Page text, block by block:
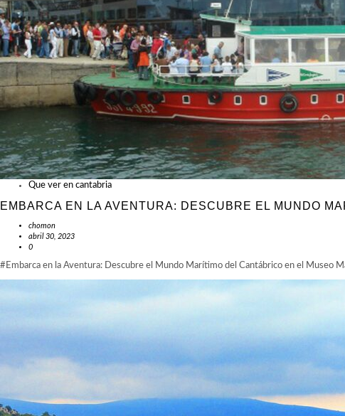
Que ver en cantabria
EMBARCA EN LA AVENTURA: DESCUBRE EL MUNDO
chomon
abril 30, 2023
0
#Embarca en la Aventura: Descubre el Mundo Marítimo del Cantábrico en el Museo